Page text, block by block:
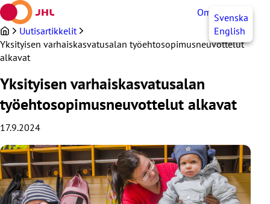
Siirry
sisältöön
OmaJHLSvenska
English
Uutisartikkelit
Yksityisen varhaiskasvatusalan työehtosopimusneuvottelut
alkavat
Yksityisen varhaiskasvatusalan
työehtosopimusneuvottelut alkavat
17.9.2024